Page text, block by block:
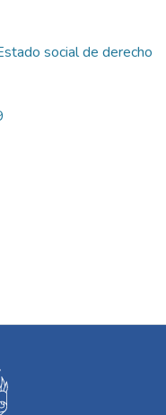
social de derecho